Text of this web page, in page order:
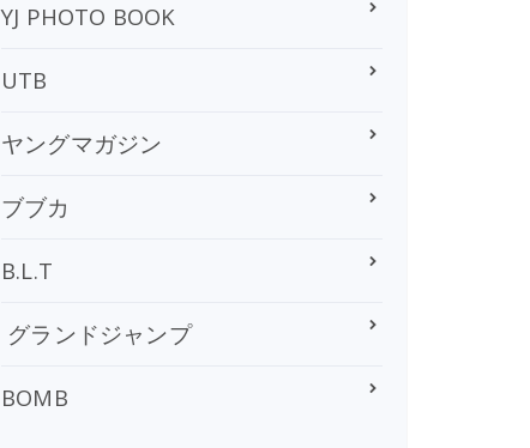
YJ PHOTO BOOK
UTB
ヤングマガジン
ブブカ
B.L.T
グランドジャンプ
BOMB